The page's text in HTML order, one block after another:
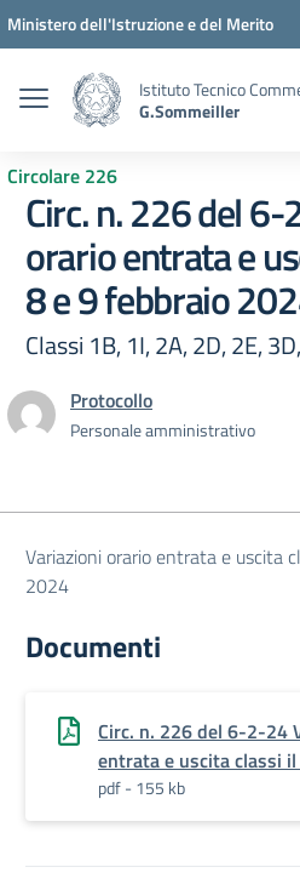
Vai ai contenuti
Vai al menu di navigazione
Vai al footer
Ministero dell'Istruzione e del Merito
Istituto Tecnico
G.Sommeiller
Circolare 226
Circ. n. 226 del
orario entrata e
8 e 9 febbraio
Classi 1B, 1I, 2A, 2D, 2E,
Protocollo
Personale amministrativo
Variazioni orario entrata e uscita
2024
Documenti
Circ. n. 226 del 6-2-24
entrata e uscita classi
pdf - 155 kb